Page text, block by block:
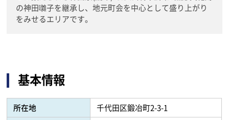
の神田囃子を継承し、地元町会を中心として盛り上がり
をみせるエリアです。
基本情報
所在地
千代田区鍛冶町2-3-1